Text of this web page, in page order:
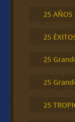
25 AÑOS
25
25
25
25